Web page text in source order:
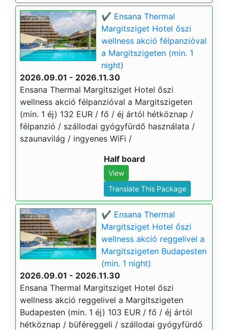
✔️ Ensana Thermal
Margitsziget Hotel őszi
wellness akció félpanzióval
a Margitszigeten (min. 1
night)
2026.09.01 - 2026.11.30
Ensana Thermal Margitsziget Hotel őszi
wellness akció félpanzióval a Margitszigeten
(min. 1 éj) 132 EUR / fő / éj ártól hétköznap /
félpanzió / szállodai gyógyfürdő használata /
szaunavilág / ingyenes WiFi /
Half board
View
Translate This Package
✔️ Ensana Thermal
Margitsziget Hotel őszi
wellness akció reggelivel a
Margitszigeten Budapesten
(min. 1 night)
2026.09.01 - 2026.11.30
Ensana Thermal Margitsziget Hotel őszi
wellness akció reggelivel a Margitszigeten
Budapesten (min. 1 éj) 103 EUR / fő / éj ártól
hétköznap / büféreggeli / szállodai gyógyfürdő